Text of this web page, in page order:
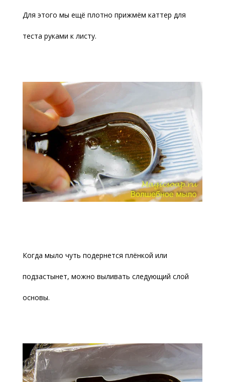
Для этого мы ещё плотно прижмём каттер для
теста руками к листу.
Когда мыло чуть подернется плёнкой или
подзастынет, можно выливать следующий слой
основы.